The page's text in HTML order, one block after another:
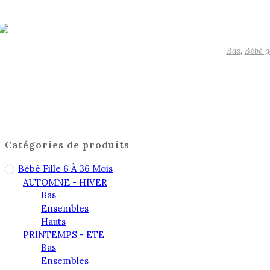
Bas, Bébé
Catégories de produits
Bébé Fille 6 À 36 Mois
AUTOMNE - HIVER
Bas
Ensembles
Hauts
PRINTEMPS - ETE
Bas
Ensembles